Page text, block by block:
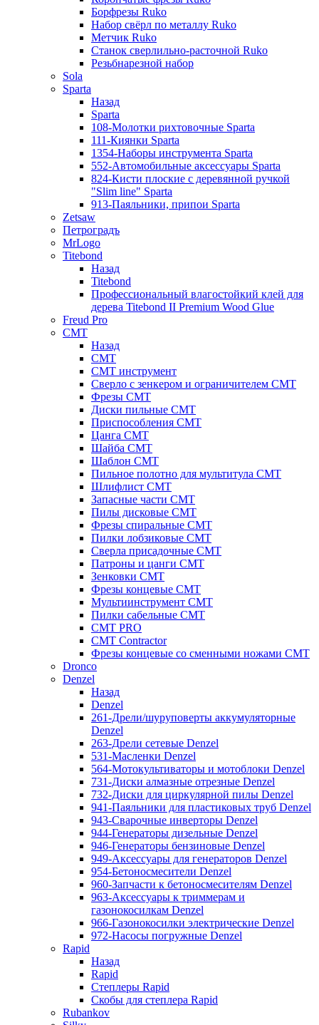
Борфрезы Ruko
Набор свёрл по металлу Ruko
Метчик Ruko
Станок сверлильно-расточной Ruko
Резьбнарезной набор
Sola
Sparta
Назад
Sparta
108-Молотки рихтовочные Sparta
111-Киянки Sparta
1354-Наборы инструмента Sparta
552-Автомобильные аксессуары Sparta
824-Кисти плоские с деревянной ручкой
"Slim line" Sparta
913-Паяльники, припои Sparta
Zetsaw
Петроградъ
MrLogo
Titebond
Назад
Titebond
Профессиональный влагостойкий клей для
дерева Titebond II Premium Wood Glue
Freud Pro
CMT
Назад
CMT
CMT инструмент
Сверло с зенкером и ограничителем CMT
Фрезы CMT
Диски пильные CMT
Приспособления СМТ
Цанга CMT
Шайба CMT
Шаблон CMT
Пильное полотно для мультитула CMT
Шлифлист CMT
Запасные части CMT
Пилы дисковые CMT
Фрезы спиральные CMT
Пилки лобзиковые СМТ
Сверла присадочные СМТ
Патроны и цанги CMT
Зенковки СМТ
Фрезы концевые CMT
Мультиинструмент СМТ
Пилки сабельные СМТ
CMT PRO
CMT Contractor
Фрезы концевые со сменными ножами CMT
Dronco
Denzel
Назад
Denzel
261-Дрели/шуруповерты аккумуляторные
Denzel
263-Дрели сетевые Denzel
531-Масленки Denzel
564-Мотокультиваторы и мотоблоки Denzel
731-Диски алмазные отрезные Denzel
732-Диски для циркулярной пилы Denzel
941-Паяльники для пластиковых труб Denzel
943-Сварочные инверторы Denzel
944-Генераторы дизельные Denzel
946-Генераторы бензиновые Denzel
949-Аксессуары для генераторов Denzel
954-Бетоносмесители Denzel
960-Запчасти к бетоносмесителям Denzel
963-Аксессуары к триммерам и
газонокосилкам Denzel
966-Газонокосилки электрические Denzel
972-Насосы погружные Denzel
Rapid
Назад
Rapid
Степлеры Rapid
Скобы для cтеплера Rapid
Rubankov